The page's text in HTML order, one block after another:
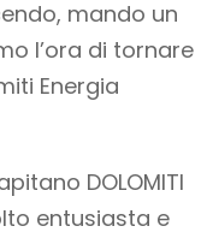
mando un
l’ora di tornare
Energia
DOLOMITI
entusiasta e